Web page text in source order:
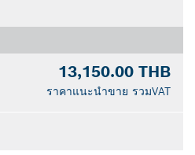
13,150.00 THB
ราคาแนะนำขาย รวมVAT